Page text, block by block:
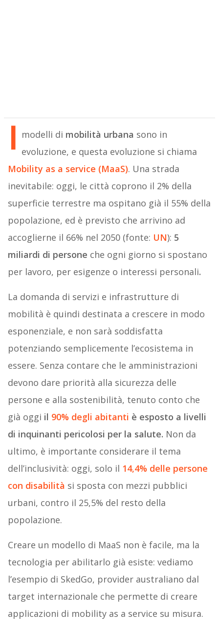
I modelli di mobilità urbana sono in
evoluzione, e questa evoluzione si chiama
Mobility as a service (MaaS). Una strada
inevitabile: oggi, le città coprono il 2% della
superficie terrestre ma ospitano già il 55% della
popolazione, ed è previsto che arrivino ad
accoglierne il 66% nel 2050 (fonte: UN): 5
miliardi di persone che ogni giorno si spostano
per lavoro, per esigenze o interessi personali.
La domanda di servizi e infrastrutture di
mobilità è quindi destinata a crescere in modo
esponenziale, e non sarà soddisfatta
potenziando semplicemente l’ecosistema in
essere. Senza contare che le amministrazioni
devono dare priorità alla sicurezza delle
persone e alla sostenibilità, tenuto conto che
già oggi il 90% degli abitanti è esposto a livelli
di inquinanti pericolosi per la salute. Non da
ultimo, è importante considerare il tema
dell’inclusività: oggi, solo il 14,4% delle persone
con disabilità si sposta con mezzi pubblici
urbani, contro il 25,5% del resto della
popolazione.
Creare un modello di MaaS non è facile, ma la
tecnologia per abilitarlo già esiste: vediamo
l’esempio di SkedGo, provider australiano dal
target internazionale che permette di creare
applicazioni di mobility as a service su misura.